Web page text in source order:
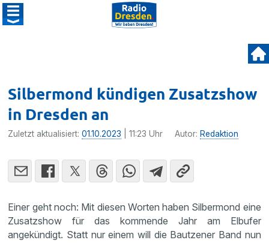
Silbermond kündigen Zusatzshow
in Dresden an
Zuletzt aktualisiert:01.10.2023 | 11:23 Uhr Autor: Redaktion
Einer geht noch: Mit diesen Worten haben Silbermond eine
Zusatzshow für das kommende Jahr am Elbufer
angekündigt. Statt nur einem will die Bautzener Band nun